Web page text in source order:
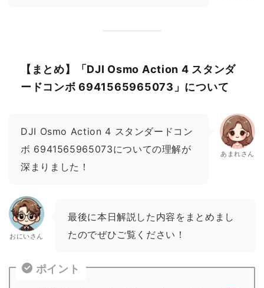
【まとめ】「DJI Osmo Action 4 スタンダ
ードコンボ 6941565965073」について
DJI Osmo Action 4 スタンダードコン
ボ 6941565965073についての理解が
深まりました！
あまれさん
おにいさん
最後に本日解説した内容をまとめまし
たのでぜひご覧ください！
ポイント